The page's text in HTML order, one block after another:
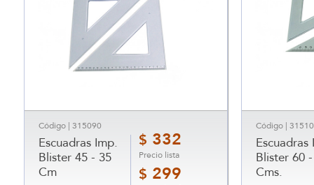
Código | 315090
Escuadras Imp.
Blister 45 - 35
Cm
$ 332
Precio lista
$ 299
Código |
Escuadras
Blister 60
Cms.